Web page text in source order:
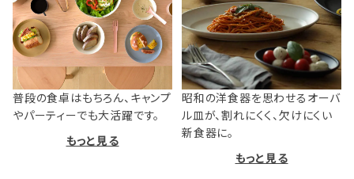
普段の食卓はもちろん、キャンプ
やパーティーでも大活躍です。
もっと見る
昭和の洋食器を思わせるオーバ
ル皿が、割れにくく、欠けにくい
新食器に。
もっと見る